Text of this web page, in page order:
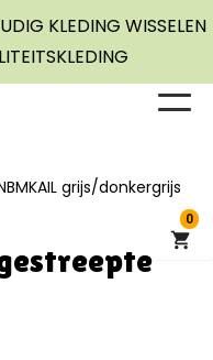
KLEDING WISSELEN
grijs/donkergrijs
gestreepte
0